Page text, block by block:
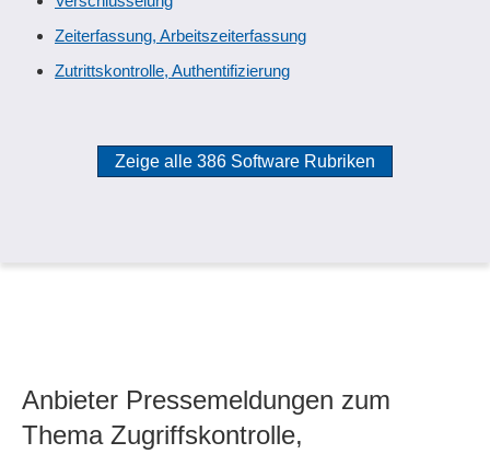
Zeiterfassung, Arbeitszeiterfassung
Zutrittskontrolle, Authentifizierung
Zeige alle 386 Software Rubriken
Anbieter Pressemeldungen zum
Thema Zugriffskontrolle,